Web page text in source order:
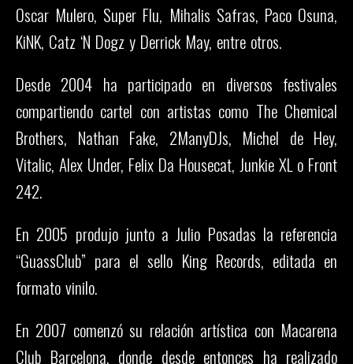
Oscar Mulero, Super Flu, Mihalis Safras, Paco Osuna,
KiNK, Catz ‘N Dogz y Derrick May, entre otros.
Desde 2004 ha participado en diversos festivales
compartiendo cartel con artistas como The Chemical
Brothers, Nathan Fake, 2ManyDJs, Michel de Hey,
Vitalic, Alex Under, Felix Da Housecat, Junkie XL o Front
242.
En 2005 produjo junto a Julio Posadas la referencia
“GuassClub” para el sello King Records, editada en
formato vinilo.
En 2007 comenzó su relación artística con Macarena
Club Barcelona, donde desde entonces ha realizado